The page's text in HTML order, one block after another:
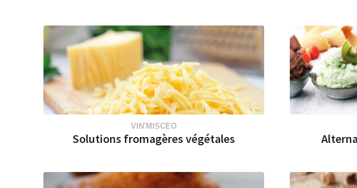
VIN'MISCEO
Solutions fromagères végétales